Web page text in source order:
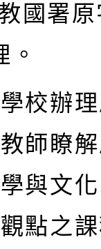
國署
校辦
師瞭
與文
點之